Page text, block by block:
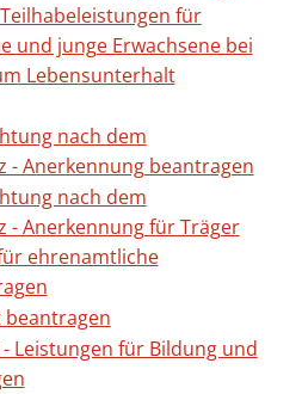
für
und junge Erwachsene bei
Lebensunterhalt
nach dem
- Anerkennung beantragen
nach dem
- Anerkennung für Träger
ehrenamtliche
Leistungen für Bildung und